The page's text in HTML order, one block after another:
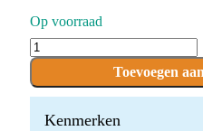
Op voorraad
D.836.010.C.FG
x
Boren
quantity
Toevoegen
Kenmerken